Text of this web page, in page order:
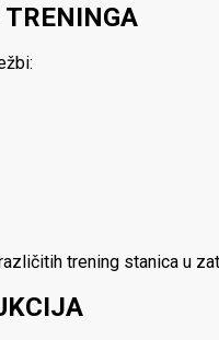
trening stanica u